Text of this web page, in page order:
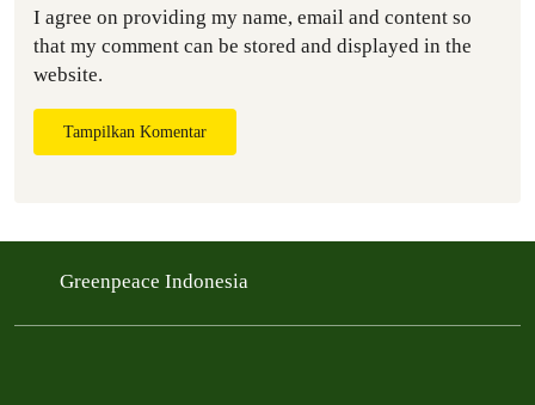
I agree on providing my name, email and content so
that my comment can be stored and displayed in the
website.
Tampilkan Komentar
Greenpeace Indonesia